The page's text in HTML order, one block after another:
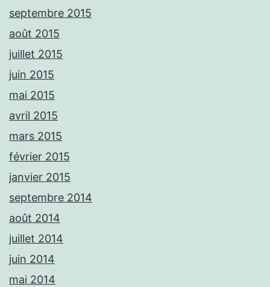
septembre 2015
août 2015
juillet 2015
juin 2015
mai 2015
avril 2015
mars 2015
février 2015
janvier 2015
septembre 2014
août 2014
juillet 2014
juin 2014
mai 2014